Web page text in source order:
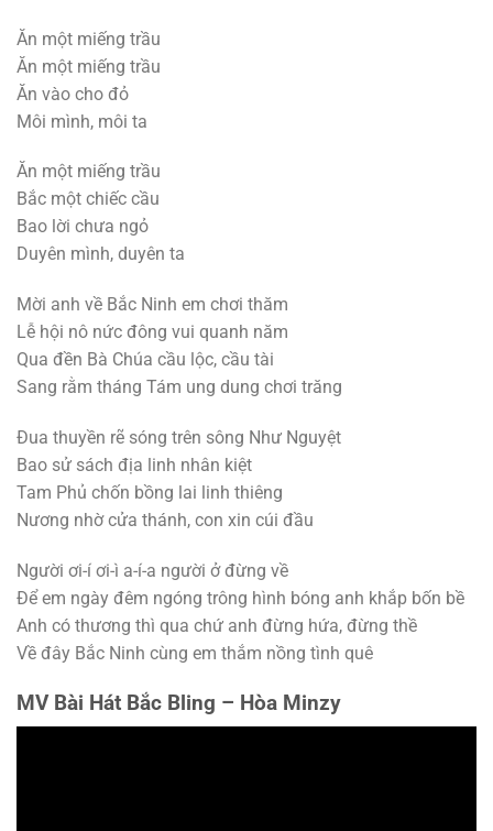
Ăn một miếng trầu
Ăn một miếng trầu
Ăn vào cho đỏ
Môi mình, môi ta
Ăn một miếng trầu
Bắc một chiếc cầu
Bao lời chưa ngỏ
Duyên mình, duyên ta
Mời anh về Bắc Ninh em chơi thăm
Lễ hội nô nức đông vui quanh năm
Qua đền Bà Chúa cầu lộc, cầu tài
Sang rằm tháng Tám ung dung chơi trăng
Đua thuyền rẽ sóng trên sông Như Nguyệt
Bao sử sách địa linh nhân kiệt
Tam Phủ chốn bồng lai linh thiêng
Nương nhờ cửa thánh, con xin cúi đầu
Người ơi-í ơi-ì a-í-a người ở đừng về
Để em ngày đêm ngóng trông hình bóng anh khắp bốn bề
Anh có thương thì qua chứ anh đừng hứa, đừng thề
Về đây Bắc Ninh cùng em thắm nồng tình quê
MV Bài Hát Bắc Bling – Hòa Minzy